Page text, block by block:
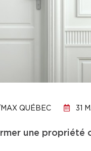
QUÉBEC 31
une propriété